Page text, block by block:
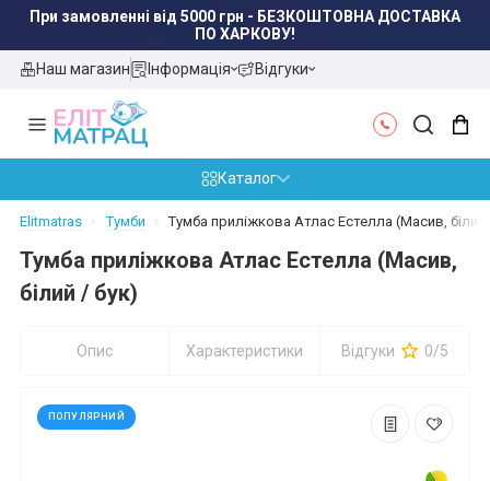
При замовленні від 5000 грн - БЕЗКОШТОВНА ДОСТАВКА
ПО ХАРКОВУ!
Наш магазин
Інформація Відгуки
Каталог
Elitmatras Тумби Тумба приліжкова Атлас Естелла (Масив, білий
Тумба приліжкова Атлас Естелла (Масив,
білий / бук)
Опис Характеристики Відгуки 0/5
ПОПУЛЯРНИЙ